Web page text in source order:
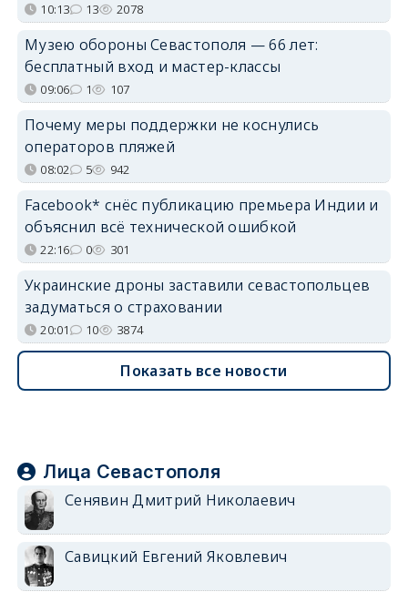
10:13 13 2078
Музею обороны Севастополя — 66 лет:
бесплатный вход и мастер-классы
09:06 1 107
Почему меры поддержки не коснулись
операторов пляжей
08:02 5 942
Facebook* снёс публикацию премьера Индии и
объяснил всё технической ошибкой
22:16 0 301
Украинские дроны заставили севастопольцев
задуматься о страховании
20:01 10 3874
Показать все новости
Лица Севастополя
Сенявин Дмитрий Николаевич
Савицкий Евгений Яковлевич